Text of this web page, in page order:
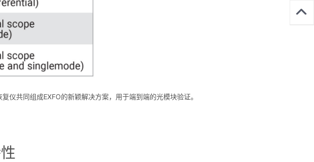
共同组成EXFO的新颖解决方案，用于端到端的光模块验证。